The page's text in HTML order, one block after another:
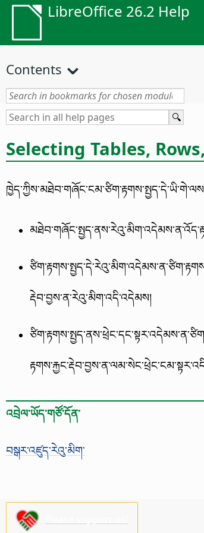
LibreOffice 26.2 Help
Contents
Selecting Tables,
རྡེབ་བྱས་ན་རེའུ་མིག་འདི་འདེམས།
འབྲེལ་ཡོད་གཙོ་དོན་
བསྒར་འཛུད་རེའུ་མིག་